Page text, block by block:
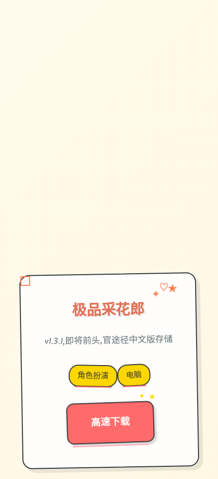
极品采花郎
✦♡★
v1.3.1,即将前头,官途径中文版存储
角色扮演 电脑
高速下载
→
✦ ★